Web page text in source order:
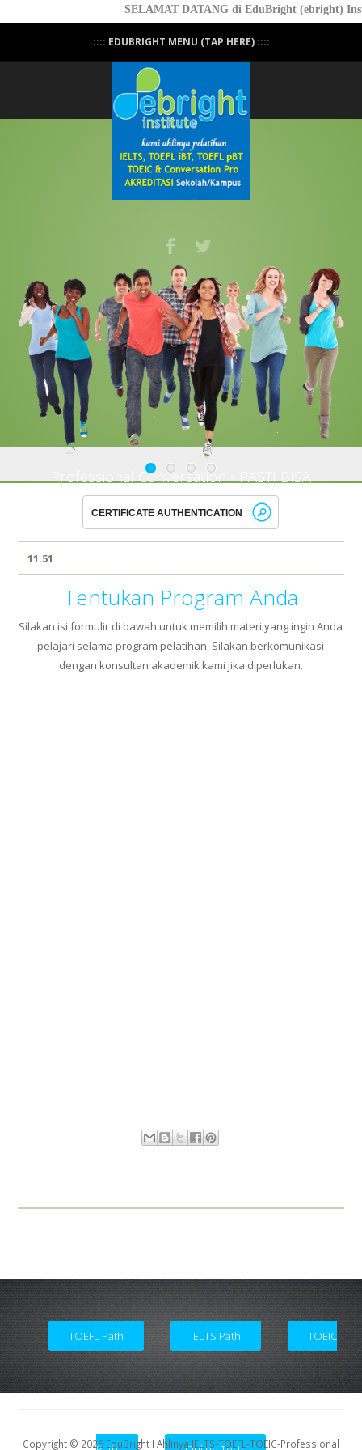
SELAMAT DATANG di EduBright (ebright)
:::: EDUBRIGHT MENU (TAP HERE) ::::
Academic and Counseling Service
Professional Conversation - PASTI BISA
NGOMONG! - Click Here
The Most Popular IELTS Preparation in
Semarang
11.51
Tentukan Program Anda
Silakan isi formulir di bawah untuk memilih materi yang ingin Anda
pelajari selama program pelatihan. Silakan berkomunikasi
dengan konsultan akademik kami jika diperlukan.
TOEFL Path IELTS Path TOEIC
Copyright © 2026 EduBright I Ahlinya IELTS-TOEFL-TOEIC-Professional